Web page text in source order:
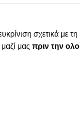
σχετικά με
μας πριν την